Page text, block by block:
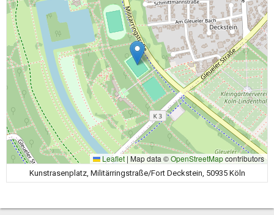
Leaflet | Map data ©OpenStreetMapcontributors
Kunstrasenplatz, Militärringstraße/Fort Deckstein, 50935 Köln